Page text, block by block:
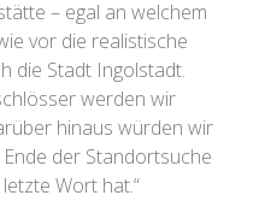
– egal an welchem
vor die realistische
die Stadt Ingolstadt.
werden wir
hinaus würden wir
der Standortsuche
Wort hat.“